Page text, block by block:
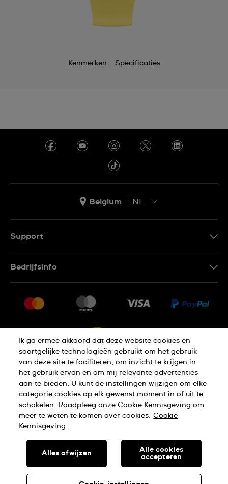
Kenmerken Specificaties
Belgium
NL
Support
Retournering
Verkoopvoorwaarden
Annulering van de overeenkomst
Bedrijfsinfo
Vacatures
Privacy Verklaring Cookies
Gebruiksvoorwaarden
SWISS MADE
© SWATCH AG 2026. ALLE RECHTEN VOORBEHOUDEN: SWISS
Ik ga ermee akkoord dat deze website cookies en
soortgelijke technologieën gebruikt om het gebruik
van deze site te faciliteren, om inzicht te krijgen in
het gebruik ervan en om mij relevante advertenties
aan te bieden. U kunt de instellingen wijzigen om elke
categorie cookies op elk gewenst moment in of uit te
schakelen. Raadpleeg onze Cookie Kennisgeving om
meer te weten te komen over cookies. Cookie
Kennisgeving
Alles afwijzen
Alle cookies
accepteren